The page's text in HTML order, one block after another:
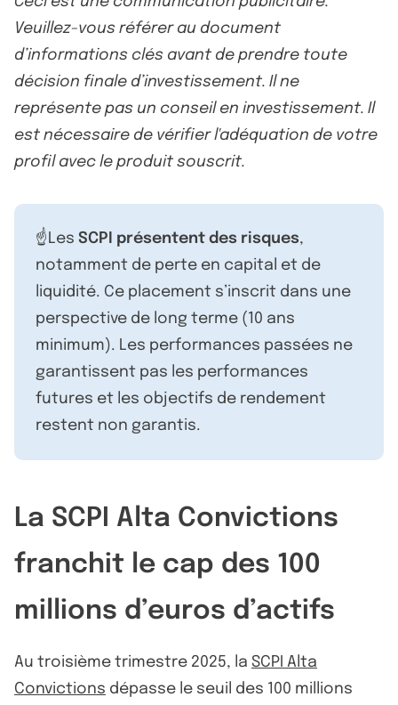
Veuillez-vous référer au document
d’informations clés avant de prendre toute
décision finale d’investissement. Il ne
représente pas un conseil en investissement. Il
est nécessaire de vérifier l'adéquation de votre
profil avec le produit souscrit.
☝️Les SCPI présentent des risques,
notamment de perte en capital et de
liquidité. Ce placement s’inscrit dans une
perspective de long terme (10 ans
minimum). Les performances passées ne
garantissent pas les performances
futures et les objectifs de rendement
restent non garantis.
La SCPI Alta Convictions
franchit le cap des 100
millions d’euros d’actifs
Au troisième trimestre 2025, la SCPI Alta
Convictions dépasse le seuil des 100 millions